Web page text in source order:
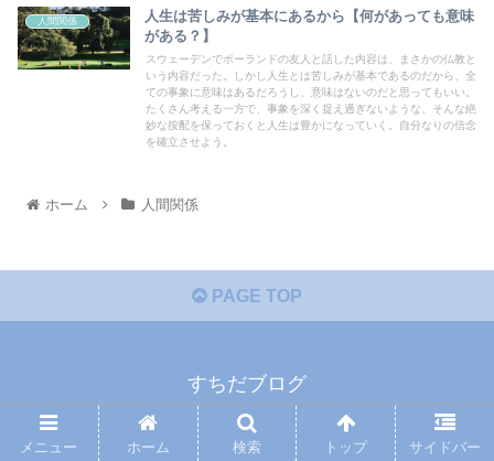
人間関係
人生は苦しみが基本にあるから【何があっても意味
がある？】
スウェーデンでポーランドの友人と話した内容は、まさかの仏教と
いう内容だった。しかし人生とは苦しみが基本であるのだから、全
ての事象に意味はあるだろうし、意味はないのだと思ってもいい。
たくさん考える一方で、事象を深く捉え過ぎないような、そんな絶
妙な按配を保っておくと人生は豊かになっていく。自分なりの信念
を確立させよう。
ホーム 人間関係
PAGE TOP
すちだブログ
プライバシーポリシー 免責事項
© 2021 すちだブログ.
メニュー ホーム 検索 トップ サイドバー